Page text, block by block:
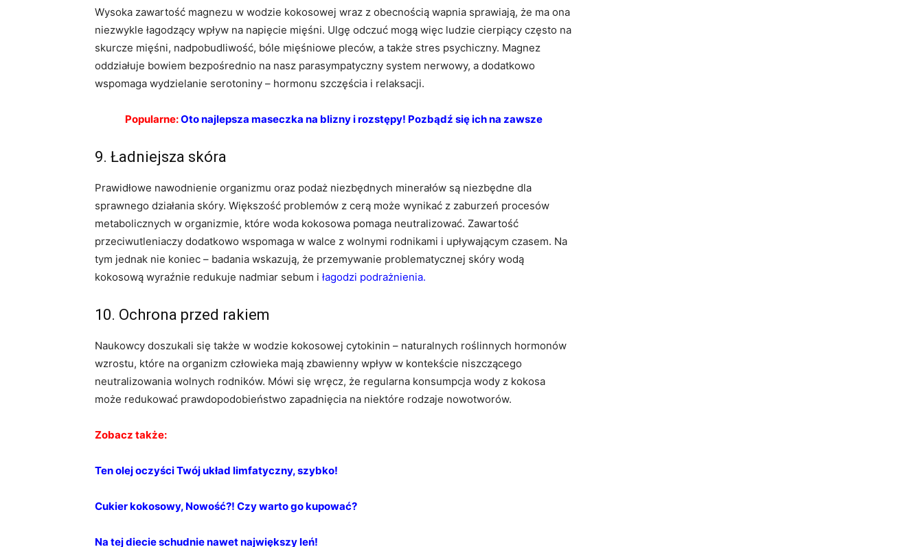
Wysoka zawartość magnezu w wodzie kokosowej wraz z obecnością wapnia sprawiają, że ma ona
niezwykle łagodzący wpływ na napięcie mięśni. Ulgę odczuć mogą więc ludzie cierpiący często na
skurcze mięśni, nadpobudliwość, bóle mięśniowe pleców, a także stres psychiczny. Magnez
oddziałuje bowiem bezpośrednio na nasz parasympatyczny system nerwowy, a dodatkowo
wspomaga wydzielanie serotoniny – hormonu szczęścia i relaksacji.
Popularne:Oto najlepsza maseczka na blizny i rozstępy! Pozbądź się ich na zawsze
9. Ładniejsza skóra
Prawidłowe nawodnienie organizmu oraz podaż niezbędnych minerałów są niezbędne dla
sprawnego działania skóry. Większość problemów z cerą może wynikać z zaburzeń procesów
metabolicznych w organizmie, które woda kokosowa pomaga neutralizować. Zawartość
przeciwutleniaczy dodatkowo wspomaga w walce z wolnymi rodnikami i upływającym czasem. Na
tym jednak nie koniec – badania wskazują, że przemywanie problematycznej skóry wodą
kokosową wyraźnie redukuje nadmiar sebum i łagodzi podrażnienia.
10. Ochrona przed rakiem
Naukowcy doszukali się także w wodzie kokosowej cytokinin – naturalnych roślinnych hormonów
wzrostu, które na organizm człowieka mają zbawienny wpływ w kontekście niszczącego
neutralizowania wolnych rodników. Mówi się wręcz, że regularna konsumpcja wody z kokosa
może redukować prawdopodobieństwo zapadnięcia na niektóre rodzaje nowotworów.
Zobacz także:
Ten olej oczyści Twój układ limfatyczny, szybko!
Cukier kokosowy, Nowość?! Czy warto go kupować?
Na tej diecie schudnie nawet największy leń!